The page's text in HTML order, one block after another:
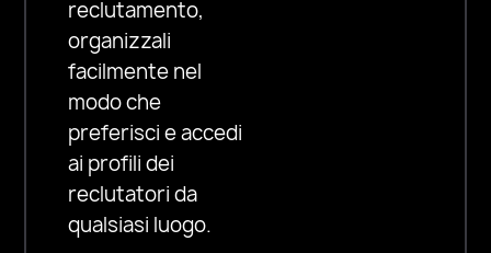
automatizzare
notifiche, flussi di
lavoro e report.
Personalizza le
comunicazioni
su larga scala
Invia messaggi di
reclutamento,
organizzali
facilmente nel
modo che
preferisci e accedi
ai profili dei
reclutatori da
qualsiasi luogo.